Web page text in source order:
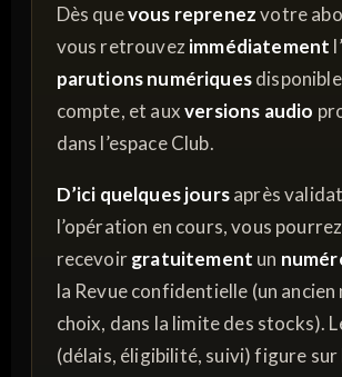
Dès quevous reprenezvotre
vous retrouvezimmédiatement
parutions numériques
compte, et auxversions audio
dans l’espace Club.
D’ici quelques joursaprès
l’opération en cours, vous pourrez
recevoirgratuitement un
la Revue confidentielle (un ancien
choix, dans la limite des stocks).
(délais, éligibilité, suivi) figure sur